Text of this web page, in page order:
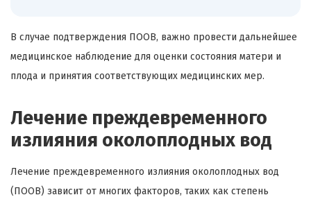
В случае подтверждения ПООВ, важно провести дальнейшее
медицинское наблюдение для оценки состояния матери и
плода и принятия соответствующих медицинских мер.
Лечение преждевременного
излияния околоплодных вод
Лечение преждевременного излияния околоплодных вод
(ПООВ) зависит от многих факторов, таких как степень